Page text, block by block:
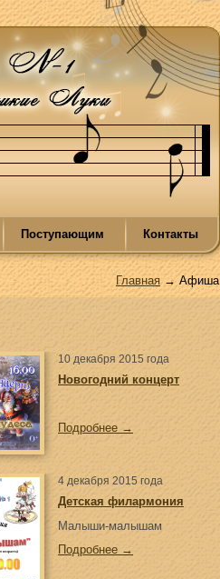
Поступающим Контакты
Главная → Афиша
10 декабря 2015 года
Новогодний концерт
Подробнее →
4 декабря 2015 года
Детская филармония
Малыши-малышам
Подробнее →